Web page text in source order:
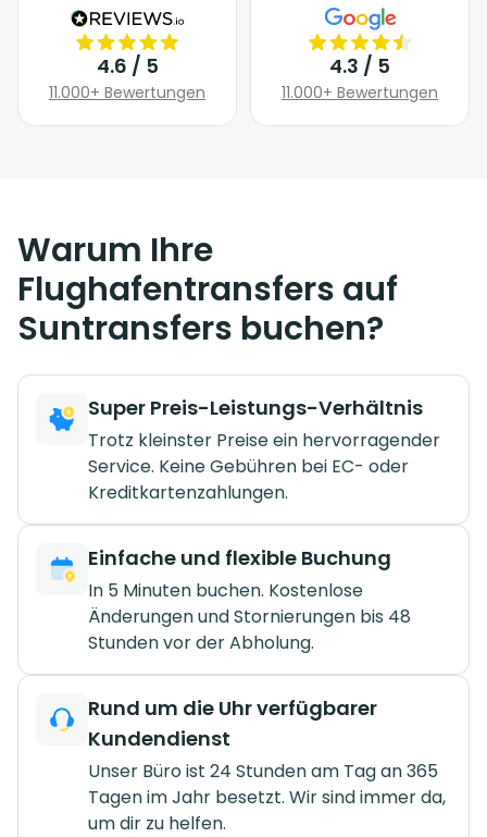
4.6 / 5
11.000+ Bewertungen
4.3 / 5
11.000+ Bewertungen
Warum Ihre
Flughafentransfers auf
Suntransfers buchen?
Super Preis-Leistungs-Verhältnis
Trotz kleinster Preise ein hervorragender
Service. Keine Gebühren bei EC- oder
Kreditkartenzahlungen.
Einfache und flexible Buchung
In 5 Minuten buchen. Kostenlose
Änderungen und Stornierungen bis 48
Stunden vor der Abholung.
Rund um die Uhr verfügbarer
Kundendienst
Unser Büro ist 24 Stunden am Tag an 365
Tagen im Jahr besetzt. Wir sind immer da,
um dir zu helfen.